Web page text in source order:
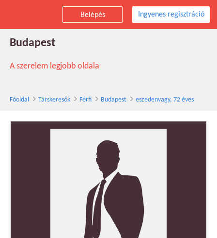
Belépés Ingyenes regisztráció
eszedenvagy társkereső férfi, 72 éves,
Budapest
A szerelem legjobb oldala
Főoldal Társkeresők Férfi Budapest eszedenvagy, 72 éves